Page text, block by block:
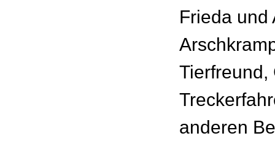
Frieda und
Tierfreund,
anderen